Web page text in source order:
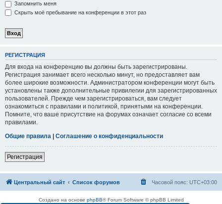
Запомнить меня
Скрыть моё пребывание на конференции в этот раз
РЕГИСТРАЦИЯ
Для входа на конференцию вы должны быть зарегистрированы.
Регистрация занимает всего несколько минут, но предоставляет вам
более широкие возможности. Администратором конференции могут быть
установлены также дополнительные привилегии для зарегистрированных
пользователей. Прежде чем зарегистрироваться, вам следует
ознакомиться с правилами и политикой, принятыми на конференции.
Помните, что ваше присутствие на форумах означает согласие со всеми
правилами.
Общие правила | Соглашение о конфиденциальности
Регистрация
Центральный сайт Список форумов Часовой пояс: UTC+03:00
Создано на основе phpBB® Forum Software © phpBB Limited